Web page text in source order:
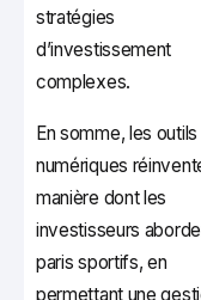
stratégies
d’investissement
complexes.
En somme, les outils
numériques
manière dont les
investisseurs
paris sportifs, en
permettant une